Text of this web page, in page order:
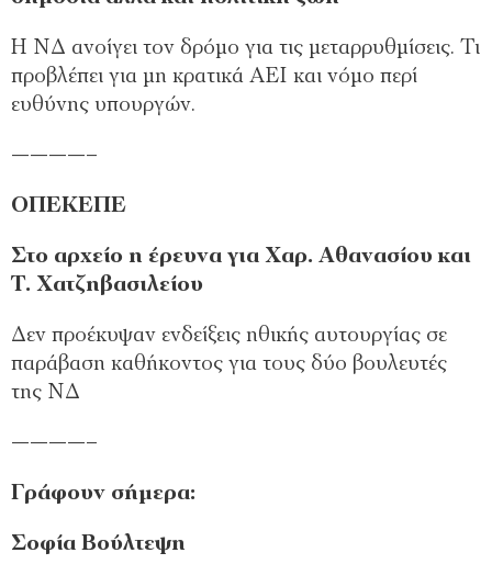
Η ΝΔ ανοίγει τον δρόμο για τις μεταρρυθμίσεις. Τι
προβλέπει για μη κρατικά ΑΕΙ και νόμο περί
ευθύνης υπουργών.
­————–
ΟΠΕΚΕΠΕ
Στο αρχείο η έρευνα για Χαρ. Αθανασίου και
Τ. Χατζηβασιλείου
Δεν προέκυψαν ενδείξεις ηθικής αυτουργίας σε
παράβαση καθήκοντος για τους δύο βουλευτές
της ΝΔ
­————–
Γράφουν σήμερα:
Σοφία Βούλτεψη